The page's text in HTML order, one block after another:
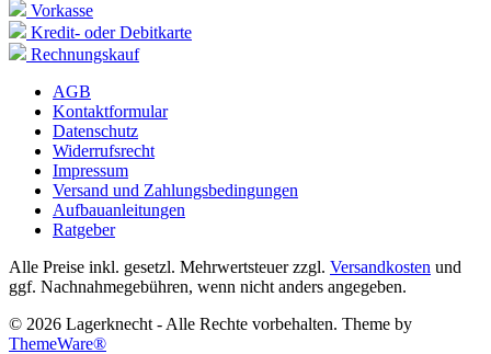
Vorkasse
Kredit- oder Debitkarte
Rechnungskauf
AGB
Kontaktformular
Datenschutz
Widerrufsrecht
Impressum
Versand und Zahlungsbedingungen
Aufbauanleitungen
Ratgeber
Alle Preise inkl. gesetzl. Mehrwertsteuer zzgl. Versandkosten und
ggf. Nachnahmegebühren, wenn nicht anders angegeben.
© 2026 Lagerknecht - Alle Rechte vorbehalten. Theme by
ThemeWare®